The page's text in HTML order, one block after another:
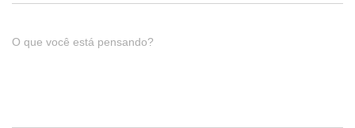
O que você está pensando?